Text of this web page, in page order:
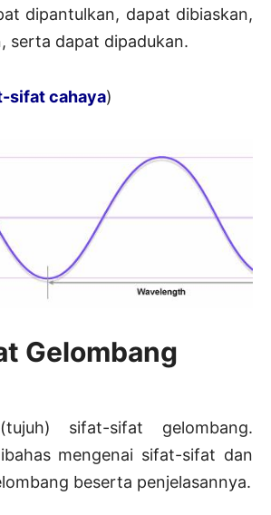
dipantulkan, dapat dibiaskan,
serta dapat dipadukan.
sifat cahaya)
Gelombang
sifat-sifat gelombang.
mengenai sifat-sifat dan
beserta penjelasannya.